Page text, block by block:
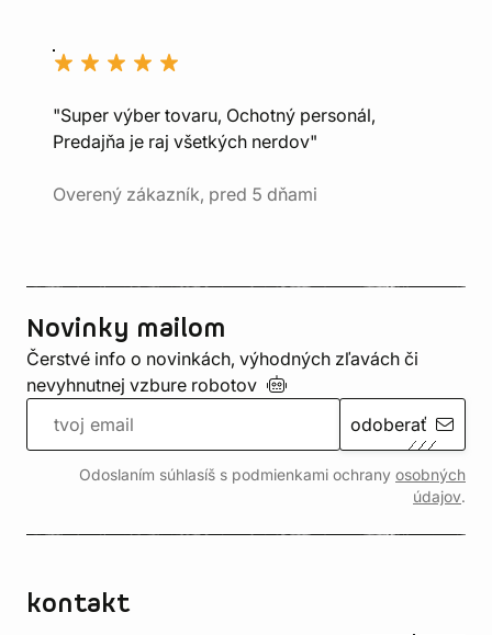
"Super výber tovaru, Ochotný personál,
Predajňa je raj všetkých nerdov"
Overený zákazník, pred 5 dňami
Novinky mailom
Čerstvé info o novinkách, výhodných zľavách či
nevyhnutnej vzbure robotov
odoberať
Odoslaním súhlasíš s podmienkami ochrany osobných
údajov.
kontakt